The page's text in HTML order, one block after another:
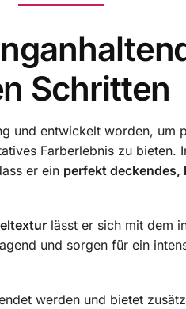
Schritten
und entwickelt worden, um
Farberlebnis zu
er ein perfekt deckendes,
lässt er sich mit dem
und sorgen für ein
werden und bietet